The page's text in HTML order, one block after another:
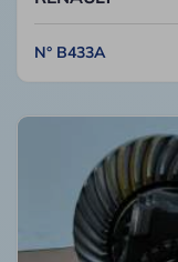
N° B433A